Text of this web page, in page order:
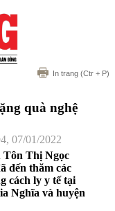
In trang (Ctr + P)
quà nghệ
07/01/2022
Tôn Thị Ngọc
đến thăm các
cách ly y tế tại
Nghĩa và huyện